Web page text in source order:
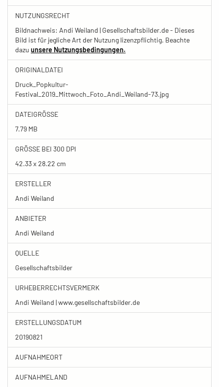
NUTZUNGSRECHT
Bildnachweis: Andi Weiland | Gesellschaftsbilder.de - Dieses
Bild ist für jegliche Art der Nutzung lizenzpflichtig. Beachte
dazu unsere Nutzungsbedingungen.
ORIGINALDATEI
Druck_Popkultur-
Festival_2019_Mittwoch_Foto_Andi_Weiland-73.jpg
DATEIGRÖSSE
7.79 MB
GRÖSSE BEI 300 DPI
42.33 x 28.22 cm
ERSTELLER
Andi Weiland
ANBIETER
Andi Weiland
QUELLE
Gesellschaftsbilder
URHEBERRECHTSVERMERK
Andi Weiland | www.gesellschaftsbilder.de
ERSTELLUNGSDATUM
20190821
AUFNAHMEORT
AUFNAHMELAND